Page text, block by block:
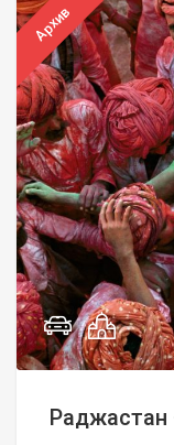
Архив
Раджастан